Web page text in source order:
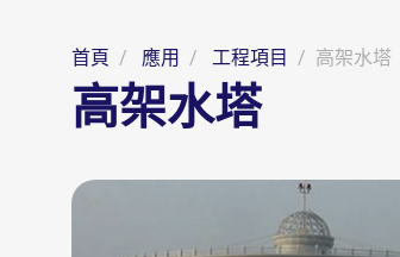
首頁 應用 工程項目 高架水塔
高架水塔